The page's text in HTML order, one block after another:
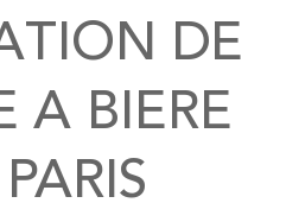
DE
A BIERE